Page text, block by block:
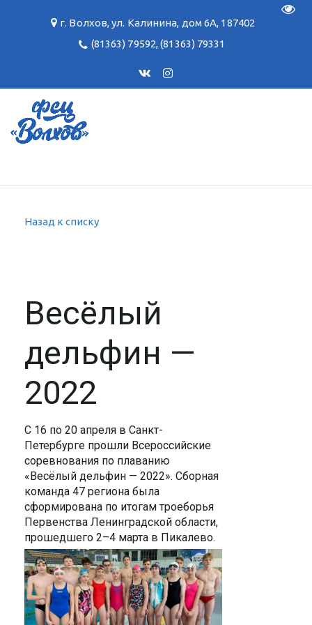
г. Волхов,ул. Калинина, дом 6А, 187402
(81363) 79592,(81363) 79331
Назад к списку
Весёлый
дельфин —
2022
С 16 по 20 апреля в Санкт-
Петербурге прошли Всероссийские
соревнования по плаванию
«Весёлый дельфин — 2022». Сборная
команда 47 региона была
сформирована по итогам троеборья
Первенства Ленинградской области,
прошедшего 2–4 марта в Пикалево.